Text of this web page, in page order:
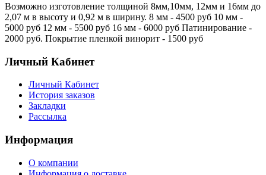
Возможно изготовление толщиной 8мм,10мм, 12мм и 16мм до
2,07 м в высоту и 0,92 м в ширину. 8 мм - 4500 руб 10 мм -
5000 руб 12 мм - 5500 руб 16 мм - 6000 руб Патинирование -
2000 руб. Покрытие пленкой винорит - 1500 руб
Личный Кабинет
Личный Кабинет
История заказов
Закладки
Рассылка
Информация
О компании